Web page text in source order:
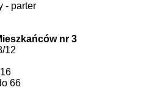
- parter
nr 3
12
66